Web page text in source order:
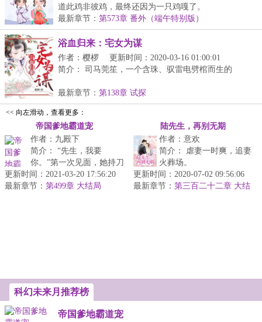
道此鸡非彼鸡，最终还因为一只鸡嘎了。
最新章节： 第573章 番外（端午特别版）
浴血归来：宅女为谋
作者：樱椤
更新时间：2020-03-16 01:00:01
简介： 司马莞笙，一个含珠、驭雷电劈棺而生的
“棺材女”，父亲莫然...
最新章节： 第138章 试探
<< 向左滑动，查看更多：
帝国爹地霸道宠
作者：九殿下
简介： “先生，我要
你。”第一次见面，她持刀
将他抵到床上，共度一夜
逃之夭夭。
更新时间：2021-03-20 17:56:20
最新章节： 第499章 大结局
陆先生，再别无期
作者：意欢
简介： 虐妻一时爽，追妻
火葬场。
这句话对陆云峥来说不只
更新时间：2020-07-02 09:56:06
最新章节： 第三百二十二章 大结
科幻未来月推荐榜
帝国爹地霸道宠